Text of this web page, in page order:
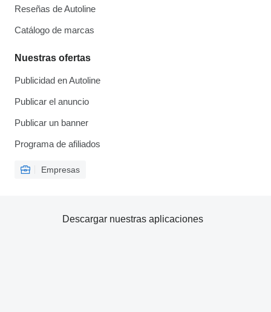
Reseñas de Autoline
Catálogo de marcas
Nuestras ofertas
Publicidad en Autoline
Publicar el anuncio
Publicar un banner
Programa de afiliados
Empresas
Descargar nuestras aplicaciones